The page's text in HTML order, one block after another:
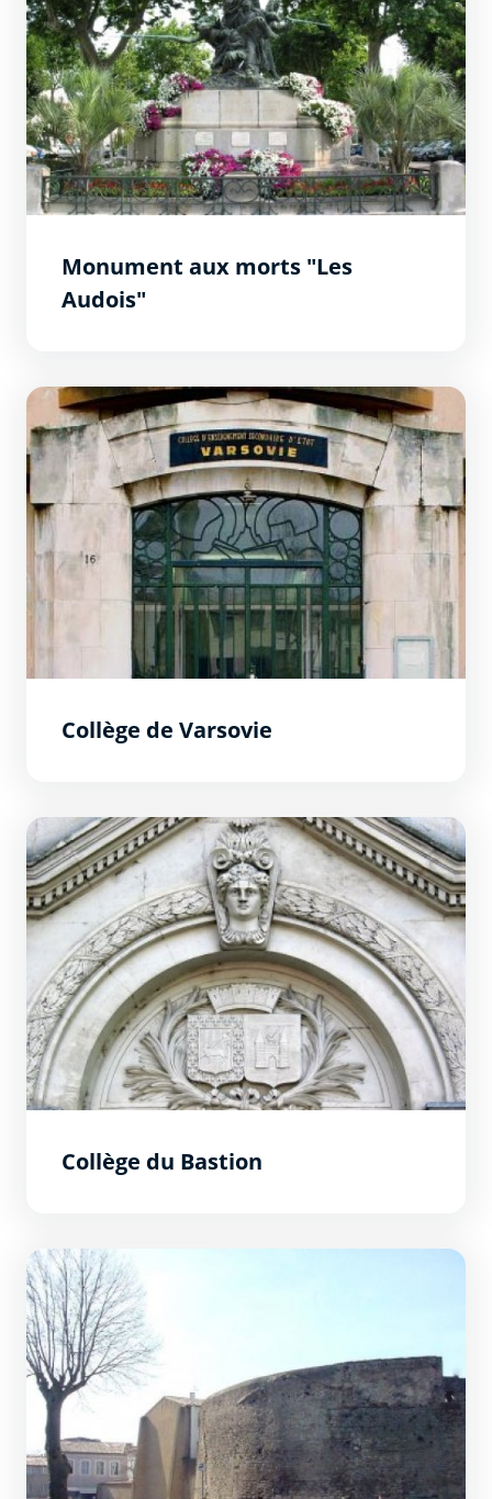
Monument aux morts "Les
Audois"
Collège de Varsovie
Collège de Varsovie
Collège du Bastion
Collège du Bastion
Bastion Saint-Martial